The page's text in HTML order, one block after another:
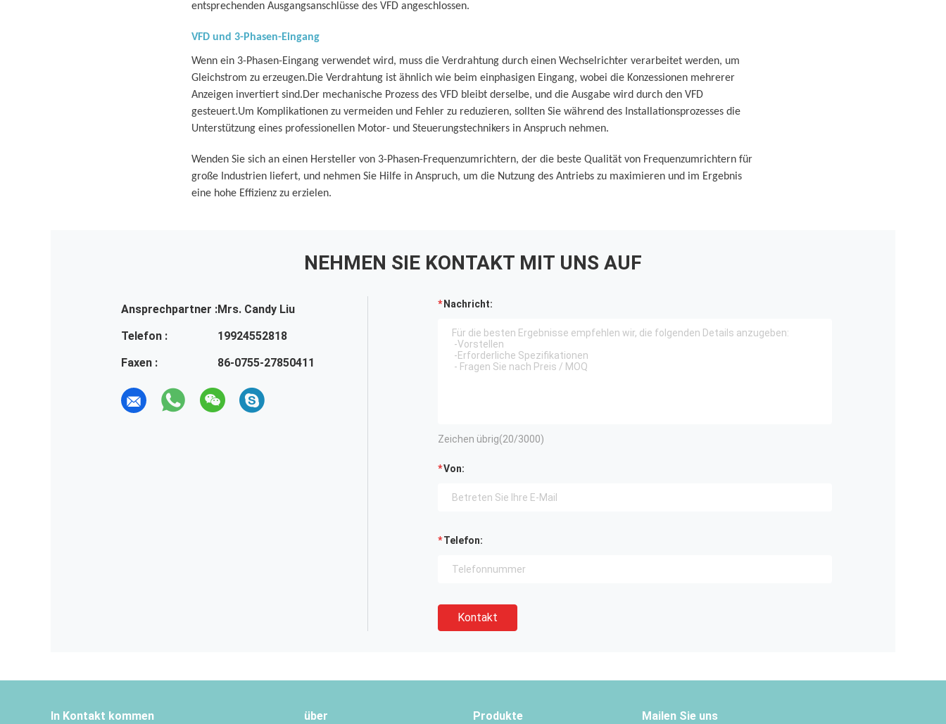
entsprechenden Ausgangsanschlüsse des VFD angeschlossen.
VFD und 3-Phasen-Eingang
Wenn ein 3-Phasen-Eingang verwendet wird, muss die Verdrahtung durch einen Wechselrichter verarbeitet werden, um
Gleichstrom zu erzeugen.Die Verdrahtung ist ähnlich wie beim einphasigen Eingang, wobei die Konzessionen mehrerer
Anzeigen invertiert sind.Der mechanische Prozess des VFD bleibt derselbe, und die Ausgabe wird durch den VFD
gesteuert.Um Komplikationen zu vermeiden und Fehler zu reduzieren, sollten Sie während des Installationsprozesses die
Unterstützung eines professionellen Motor- und Steuerungstechnikers in Anspruch nehmen.
Wenden Sie sich an einen Hersteller von 3-Phasen-Frequenzumrichtern, der die beste Qualität von Frequenzumrichtern für
große Industrien liefert, und nehmen Sie Hilfe in Anspruch, um die Nutzung des Antriebs zu maximieren und im Ergebnis
eine hohe Effizienz zu erzielen.
NEHMEN SIE KONTAKT MIT UNS AUF
Ansprechpartner :Mrs. Candy Liu
Telefon :
19924552818
Faxen :
86-0755-27850411
Nachricht:
Zeichen übrig(20/3000)
Von:
Telefon:
Kontakt
In Kontakt kommen über Produkte Mailen Sie uns